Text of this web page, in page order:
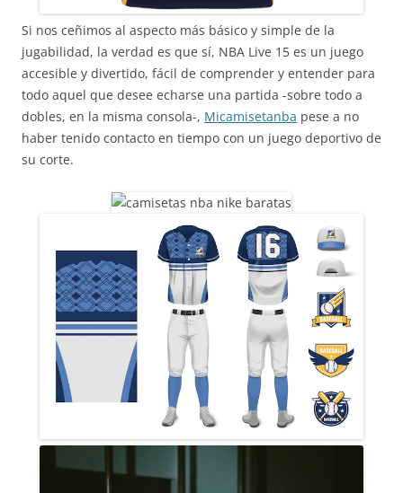
Si nos ceñimos al aspecto más básico y simple de la
jugabilidad, la verdad es que sí, NBA Live 15 es un juego
accesible y divertido, fácil de comprender y entender para
todo aquel que desee echarse una partida -sobre todo a
dobles, en la misma consola-, Micamisetanba pese a no
haber tenido contacto en tiempo con un juego deportivo de
su corte.